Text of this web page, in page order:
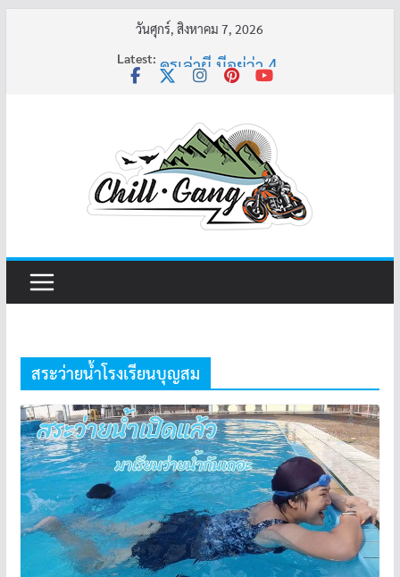
วันศุกร์, สิงหาคม 7, 2026
Latest: ครูเล่าผี มีอยู่ว่า 4
ครูเล่าผี มีอยู่ว่า 5
คุณยายบัวลอย
อ้วนแต่พยายาม 2
สระว่ายน้ำโรงเรียนบุญสม